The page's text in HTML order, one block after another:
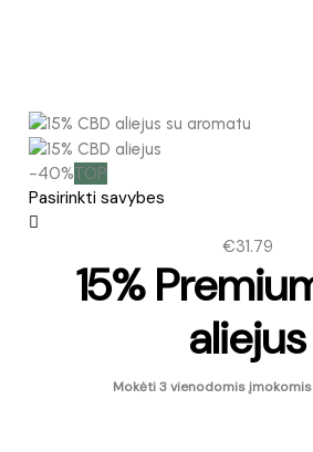
-40%TOP
Pasirinkti savybes
multiple
variants.
options
be
€31.79
15%
aliejus
Mokėti 3 vienodomis